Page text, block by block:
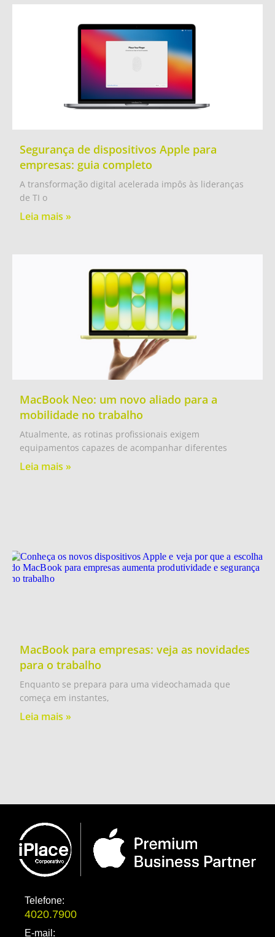
Segurança de dispositivos Apple para
empresas: guia completo
A transformação digital acelerada impôs às lideranças
de TI o
Leia mais »
MacBook Neo: um novo aliado para a
mobilidade no trabalho
Atualmente, as rotinas profissionais exigem
equipamentos capazes de acompanhar diferentes
Leia mais »
MacBook para empresas: veja as novidades
para o trabalho
Enquanto se prepara para uma videochamada que
começa em instantes,
Leia mais »
Telefone:
4020.7900
E-mail: